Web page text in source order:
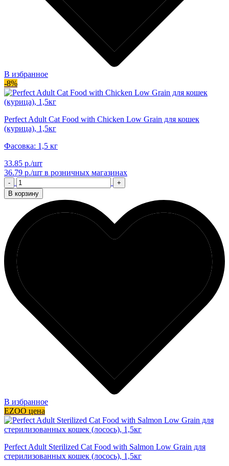
В избранное
-8%
Perfect Adult Cat Food with Chicken Low Grain для кошек
(курица), 1,5кг
Фасовка: 1,5 кг
33.85 р./шт
36.79 р./шт в розничных магазинах
-
+
В корзину
В избранное
EZOO цена
Perfect Adult Sterilized Cat Food with Salmon Low Grain для
стерилизованных кошек (лосось), 1,5кг